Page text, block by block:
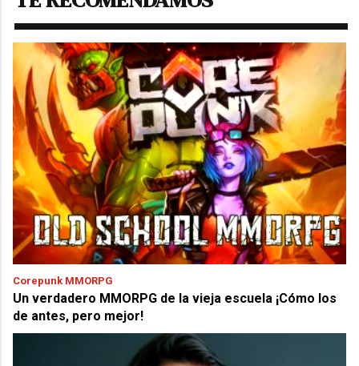
Corepunk MMORPG
Un verdadero MMORPG de la vieja escuela ¡Cómo los
de antes, pero mejor!